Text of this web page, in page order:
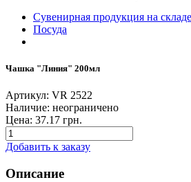
Сувенирная продукция на
Посуда
Чашка "Линия" 200мл
Артикул: VR 2522
Наличие: неограничено
Цена: 37.17 грн.
Добавить к заказу
Описание